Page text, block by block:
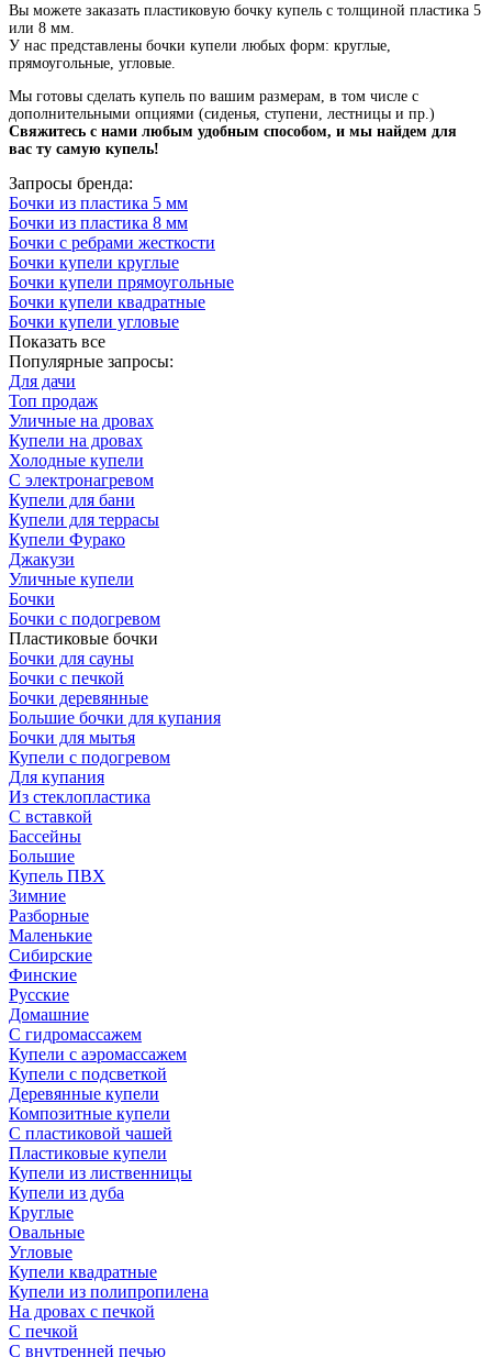
Вы можете заказать пластиковую бочку купель с толщиной пластика 5
или 8 мм.
У нас представлены бочки купели любых форм: круглые,
прямоугольные, угловые.
Мы готовы сделать купель по вашим размерам, в том числе с
дополнительными опциями (сиденья, ступени, лестницы и пр.)
Свяжитесь с нами любым удобным способом, и мы найдем для
вас ту самую купель!
Запросы бренда:
Бочки из пластика 5 мм
Бочки из пластика 8 мм
Бочки с ребрами жесткости
Бочки купели круглые
Бочки купели прямоугольные
Бочки купели квадратные
Бочки купели угловые
Показать все
Популярные запросы:
Для дачи
Топ продаж
Уличные на дровах
Купели на дровах
Холодные купели
С электронагревом
Купели для бани
Купели для террасы
Купели Фурако
Джакузи
Уличные купели
Бочки
Бочки с подогревом
Пластиковые бочки
Бочки для сауны
Бочки с печкой
Бочки деревянные
Большие бочки для купания
Бочки для мытья
Купели с подогревом
Для купания
Из стеклопластика
С вставкой
Бассейны
Большие
Купель ПВХ
Зимние
Разборные
Маленькие
Сибирские
Финские
Русские
Домашние
С гидромассажем
Купели с аэромассажем
Купели с подсветкой
Деревянные купели
Композитные купели
С пластиковой чашей
Пластиковые купели
Купели из лиственницы
Купели из дуба
Круглые
Овальные
Угловые
Купели квадратные
Купели из полипропилена
На дровах с печкой
С печкой
С внутренней печью